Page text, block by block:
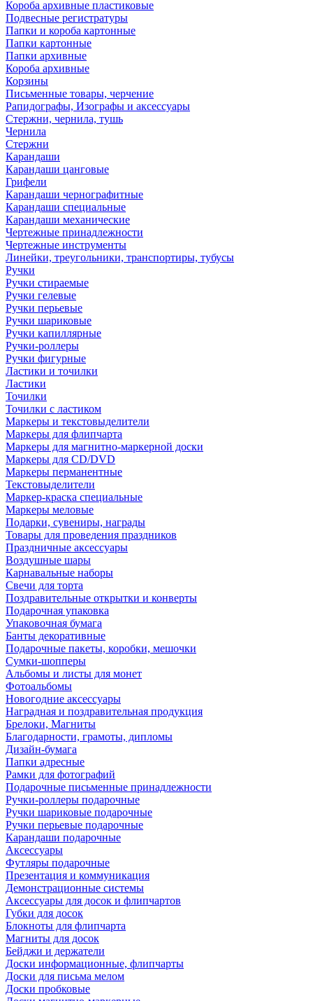
Короба архивные пластиковые
Подвесные регистратуры
Папки и короба картонные
Папки картонные
Папки архивные
Короба архивные
Корзины
Письменные товары, черчение
Рапидографы, Изографы и аксессуары
Стержни, чернила, тушь
Чернила
Стержни
Карандаши
Карандаши цанговые
Грифели
Карандаши чернографитные
Карандаши специальные
Карандаши механические
Чертежные принадлежности
Чертежные инструменты
Линейки, треугольники, транспортиры, тубусы
Ручки
Ручки стираемые
Ручки гелевые
Ручки перьевые
Ручки шариковые
Ручки капиллярные
Ручки-роллеры
Ручки фигурные
Ластики и точилки
Ластики
Точилки
Точилки с ластиком
Маркеры и текстовыделители
Маркеры для флипчарта
Маркеры для магнитно-маркерной доски
Маркеры для CD/DVD
Маркеры перманентные
Текстовыделители
Маркер-краска специальные
Маркеры меловые
Подарки, сувениры, награды
Товары для проведения праздников
Праздничные аксессуары
Воздушные шары
Карнавальные наборы
Свечи для торта
Поздравительные открытки и конверты
Подарочная упаковка
Упаковочная бумага
Банты декоративные
Подарочные пакеты, коробки, мешочки
Сумки-шопперы
Альбомы и листы для монет
Фотоальбомы
Новогодние аксессуары
Наградная и поздравительная продукция
Брелоки, Магниты
Благодарности, грамоты, дипломы
Дизайн-бумага
Папки адресные
Рамки для фотографий
Подарочные письменные принадлежности
Ручки-роллеры подарочные
Ручки шариковые подарочные
Ручки перьевые подарочные
Карандаши подарочные
Аксессуары
Футляры подарочные
Презентация и коммуникация
Демонстрационные системы
Аксессуары для досок и флипчартов
Губки для досок
Блокноты для флипчарта
Магниты для досок
Бейджи и держатели
Доски информационные, флипчарты
Доски для письма мелом
Доски пробковые